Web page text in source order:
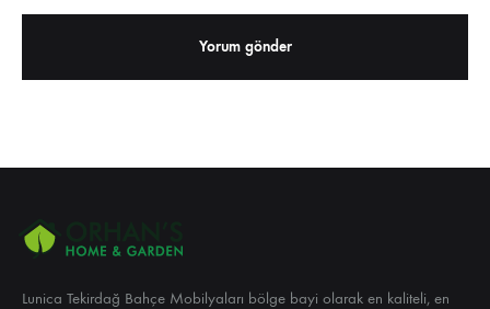
Lunica Tekirdağ Bahçe Mobilyaları bölge bayi olarak en kaliteli, en